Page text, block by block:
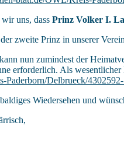
uns, dass Prinz Volker I.
zweite Prinz in unserer
nun zumindest der
erforderlich. Als
Paderborn/Delbrueck/
Wiedersehen und